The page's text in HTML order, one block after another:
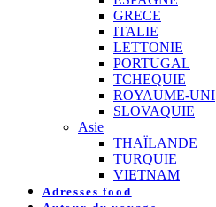
GRECE
ITALIE
LETTONIE
PORTUGAL
TCHEQUIE
ROYAUME-UNI
SLOVAQUIE
Asie
THAÏLANDE
TURQUIE
VIETNAM
Adresses food